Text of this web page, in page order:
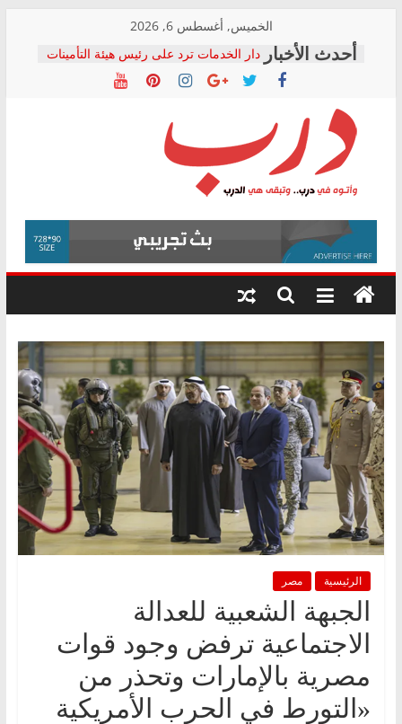
content
الخميس, أغسطس 6, 2026
دار الخدمات ترد على رئيس هيئة التأمينات
بعد مؤتمره الصحفي: إنكار الأزمة لا ينهي
معاناة أصحاب المعاشات.. ونطالب بكشف
فرحات سليمان يكتب: القطاع الصحي إلى
أين؟
حزب التحالف الشعبي يطلق لجنة “الحق
في الصحة” بالإسكندرية لرصد الانتهاكات
ودعم المرضى
الوزاري لمدينة الصحفيين.. وانتهاء أعمال
إنشاء المبنى الإداري
المجلس القومي لحقوق الإنسان يعلن
متابعة قضية الدكتور محمد زهران.. ويؤكد:
قرينة البراءة وضمانات المحاكمة العادلة
درب
وأتوه
درب..
وتبقى
هي
الرئيسية مصر
الجبهة الشعبية للعدالة
الاجتماعية ترفض وجود قوات
مصرية بالإمارات وتحذر من
«التورط في الحرب الأمريكية